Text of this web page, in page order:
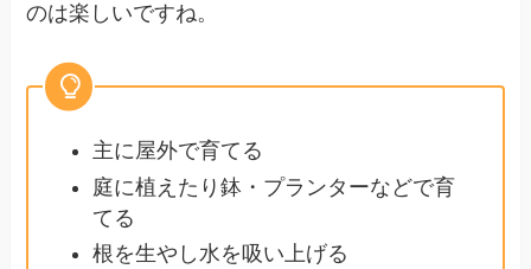
のは楽しいですね。
主に屋外で育てる
庭に植えたり鉢・プランターなどで育
てる
根を生やし水を吸い上げる